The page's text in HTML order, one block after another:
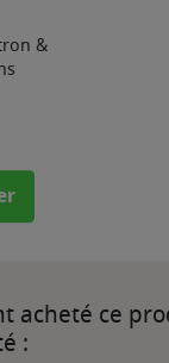
&
acheté ce
: